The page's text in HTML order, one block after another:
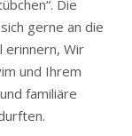
Die
gerne an die
erinnern, Wir
und Ihrem
familiäre